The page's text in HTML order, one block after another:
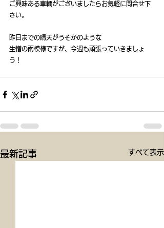
ご興味ある車輌がございましたらお気軽に問合せ下
さい。
昨日までの晴天がうそかのような
生憎の雨模様ですが、今週も頑張っていきましょ
う！
最新記事 すべて表示